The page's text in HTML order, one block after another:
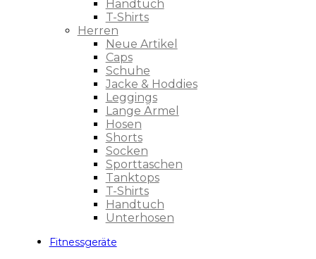
Handtuch
T-Shirts
Herren
Neue Artikel
Caps
Schuhe
Jacke & Hoddies
Leggings
Lange Ärmel
Hosen
Shorts
Socken
Sporttaschen
Tanktops
T-Shirts
Handtuch
Unterhosen
Fitnessgeräte